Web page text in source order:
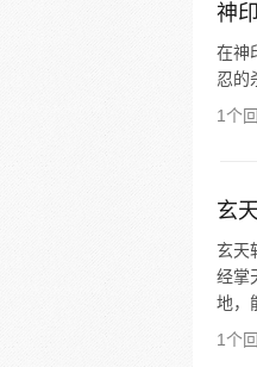
神
在神
忍的
1个
玄
玄天
经掌
地，
1个